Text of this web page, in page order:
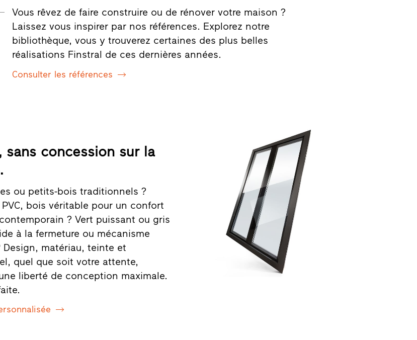
Vous rêvez de faire construire ou de rénover votre maison ?
Laissez vous inspirer par nos références. Explorez notre
bibliothèque, vous y trouverez certaines des plus belles
réalisations Finstral de ces dernières années.
Consulter les références
sans concession sur la
ou petits-bois traditionnels ?
bois véritable pour un confort
? Vert puissant ou gris
à la fermeture ou mécanisme
matériau, teinte et
quel que soit votre attente,
liberté de conception maximale.